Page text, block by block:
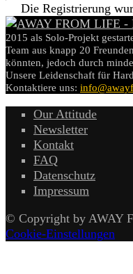
Die Registrierung
2015 als Solo-Projekt
Team aus knapp 20
könnten, jedoch durch
Unsere Leidenschaft für
Kontaktiere uns:
Our Attitude
Newsletter
Kontakt
FAQ
Datenschutz
Impressum
© Copyright by AWAY
Cookie-Einstellungen